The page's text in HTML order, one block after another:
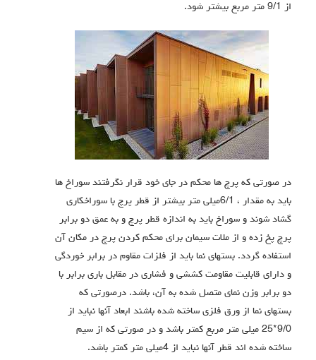
از 9/1 متر مربع بیشتر شود.
در صورتی که پرچ ها محکم در جاي خود قرار نگرفتند سوراخ ها
باید به مقدار ، 6/1میلی متر بیشتر از قطر پرچ با سوراخکاري
گشاد شوند و سوراخ باید به اندازه قطر پرچ و به عمق دو برابر
پرچ پخ زده و از ملات سیمان براي محکم کردن پرچ در مکان آن
استفاده گردد. بستهاي نما باید از فلزات مقاوم در برابر خوردگی
و داراي قابلیت مقاومت کششی و فشاري در مقابل باري برابر با
دو برابر وزن نماي متصل شده به آن، باشد. درصورتی که
بستهاي نما از ورق فلزي ساخته شده باشند ابعاد آنها نباید از
9/0*25 میلی متر مربع کمتر باشد و در صورتی که از سیم
ساخته شده اند قطر آنها نباید از 4میلی متر کمتر باشد.